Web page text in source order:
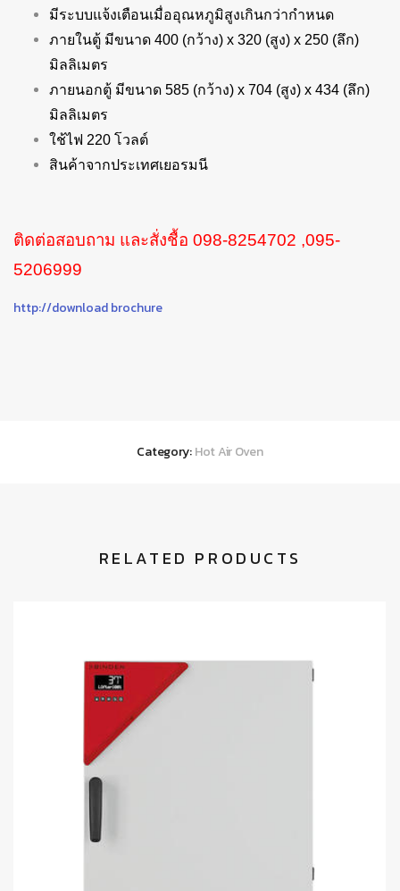
มีระบบแจ้งเตือนเมื่ออุณหภูมิสูงเกินกว่ากำหนด
ภายในตู้ มีขนาด 400 (กว้าง) x 320 (สูง) x 250 (ลึก)
มิลลิเมตร
ภายนอกตู้ มีขนาด 585 (กว้าง) x 704 (สูง) x 434 (ลึก)
มิลลิเมตร
ใช้ไฟ 220 โวลต์
สินค้าจากประเทศเยอรมนี
ติดต่อสอบถาม และสั่งชื้อ 098-8254702 ,095-
5206999
http://download brochure
Category:Hot Air Oven
RELATED PRODUCTS